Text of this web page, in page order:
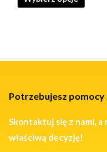
Potrzebujesz pomocy
Skontaktuj się z nami, a
właściwą decyzję!